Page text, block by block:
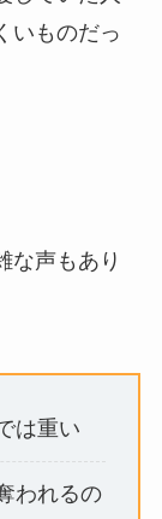
いものだっ
な声もあり
は重い
われるの